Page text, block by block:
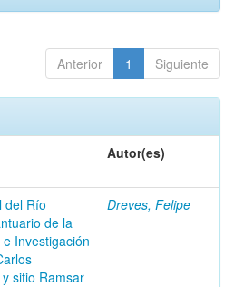
Anterior 1 Siguiente
Autor(es)
del Río
de la
Investigación
sitio Ramsar
Dreves, Felipe